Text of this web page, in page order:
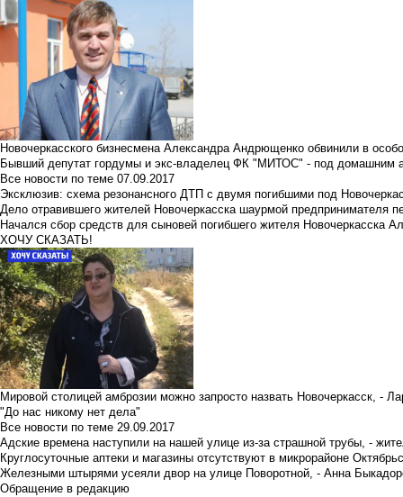
Новочеркасского бизнесмена Александра Андрющенко обвинили в
Бывший депутат гордумы и экс-владелец ФК "МИТОС" - под домашним
Все новости по теме 07.09.2017
Эксклюзив: схема резонансного ДТП с двумя погибшими под
Дело отравившего жителей Новочеркасска шаурмой предпринимателя
Начался сбор средств для сыновей погибшего жителя Новочеркасска
ХОЧУ СКАЗАТЬ!
Мировой столицей амброзии можно запросто назвать Новочеркасск, -
"До нас никому нет дела"
Все новости по теме 29.09.2017
Адские времена наступили на нашей улице из-за страшной трубы, -
Круглосуточные аптеки и магазины отсутствуют в микрорайоне
Железными штырями усеяли двор на улице Поворотной, - Анна
Обращение в редакцию